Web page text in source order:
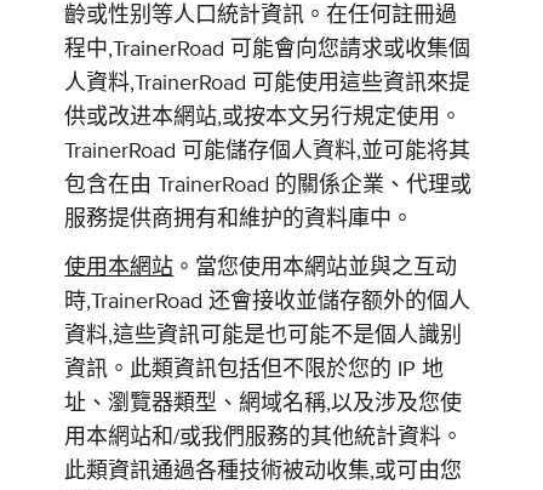
齡或性别等人口統計資訊。在任何註冊過
程中,TrainerRoad 可能會向您請求或收集個
人資料,TrainerRoad 可能使用這些資訊來提
供或改进本網站,或按本文另行規定使用。
TrainerRoad 可能儲存個人資料,並可能将其
包含在由 TrainerRoad 的關係企業、代理或
服務提供商拥有和維护的資料庫中。
使用本網站 。當您使用本網站並與之互动
時,TrainerRoad 还會接收並儲存额外的個人
資料,這些資訊可能是也可能不是個人識别
資訊。此類資訊包括但不限於您的 IP 地
址、瀏覽器類型、網域名稱,以及涉及您使
用本網站和/或我們服務的其他統計資料。
此類資訊通過各種技術被动收集,或可由您